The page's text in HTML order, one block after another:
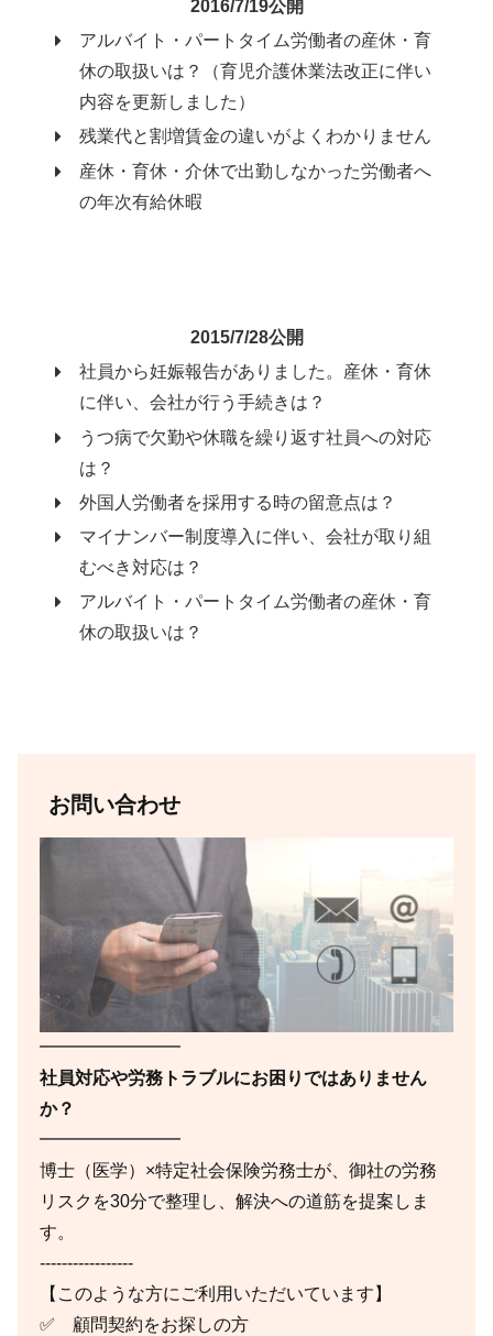
2016/7/19公開
アルバイト・パートタイム労働者の産休・育
休の取扱いは？（育児介護休業法改正に伴い
内容を更新しました）
残業代と割増賃金の違いがよくわかりません
産休・育休・介休で出勤しなかった労働者へ
の年次有給休暇
2015/7/28公開
社員から妊娠報告がありました。産休・育休
に伴い、会社が行う手続きは？
うつ病で欠勤や休職を繰り返す社員への対応
は？
外国人労働者を採用する時の留意点は？
マイナンバー制度導入に伴い、会社が取り組
むべき対応は？
アルバイト・パートタイム労働者の産休・育
休の取扱いは？
お問い合わせ
━━━━━━━━
社員対応や労務トラブルにお困りではありません
か？
━━━━━━━━
博士（医学）×特定社会保険労務士が、御社の労務
リスクを30分で整理し、解決への道筋を提案しま
す。
-----------------
【このような方にご利用いただいています】
✅ 顧問契約をお探しの方